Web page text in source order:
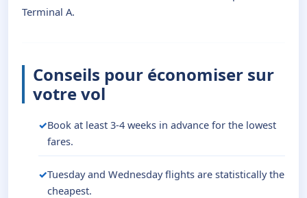
Terminal A.
Conseils pour économiser sur
votre vol
Book at least 3-4 weeks in advance for the lowest
fares.
Tuesday and Wednesday flights are statistically the
cheapest.